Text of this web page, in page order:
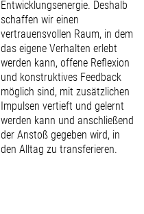
Entwicklungsenergie. Deshalb
schaffen wir einen
vertrauensvollen Raum, in dem
das eigene Verhalten erlebt
werden kann, offene Reflexion
und konstruktives Feedback
möglich sind, mit zusätzlichen
Impulsen vertieft und gelernt
werden kann und anschließend
der Anstoß gegeben wird, in
den Alltag zu transferieren.